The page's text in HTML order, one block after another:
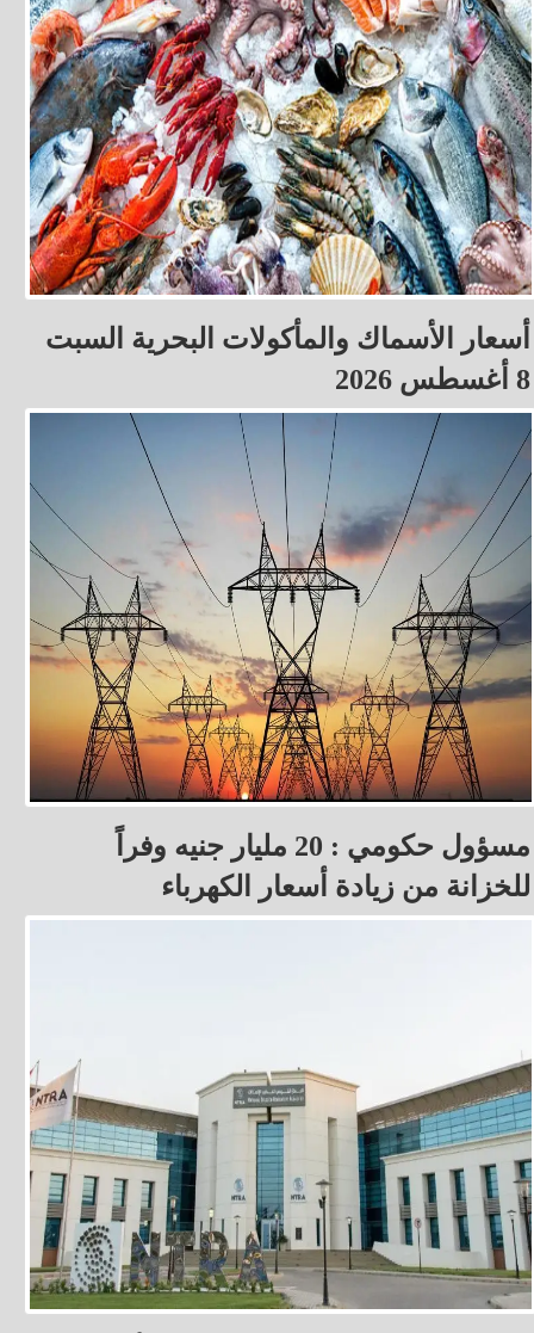
أسعار الأسماك والمأكولات البحرية السبت
8 أغسطس 2026
مسؤول حكومي : 20 مليار جنيه وفراً
للخزانة من زيادة أسعار الكهرباء